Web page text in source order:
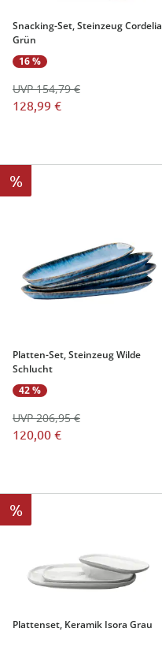
Snacking-Set, Steinzeug Cordelia
Grün
16 %
128,99 €
UVP 154,79 €
%
Platten-Set, Steinzeug Wilde
Schlucht
42 %
120,00 €
UVP 206,95 €
%
Plattenset, Keramik Isora Grau